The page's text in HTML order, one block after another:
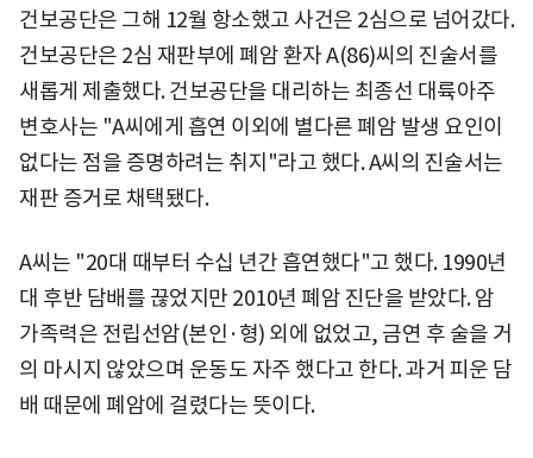
건보공단은 그해 12월 항소했고 사건은 2심으로 넘어갔다.
건보공단은 2심 재판부에 폐암 환자 A(86)씨의 진술서를
새롭게 제출했다. 건보공단을 대리하는 최종선 대륙아주
변호사는 "A씨에게 흡연 이외에 별다른 폐암 발생 요인이
없다는 점을 증명하려는 취지"라고 했다. A씨의 진술서는
재판 증거로 채택됐다.
A씨는 "20대 때부터 수십 년간 흡연했다"고 했다. 1990년
대 후반 담배를 끊었지만 2010년 폐암 진단을 받았다. 암
가족력은 전립선암(본인·형) 외에 없었고, 금연 후 술을 거
의 마시지 않았으며 운동도 자주 했다고 한다. 과거 피운 담
배 때문에 폐암에 걸렸다는 뜻이다.